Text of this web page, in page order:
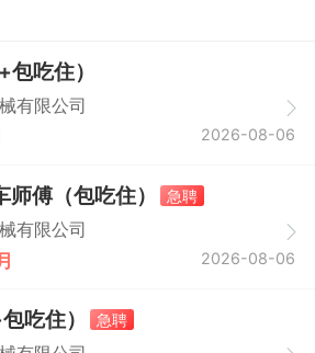
吃住）
有限公司
2026-08-06
傅（包吃住）
急聘
有限公司
2026-08-06
吃住）
急聘